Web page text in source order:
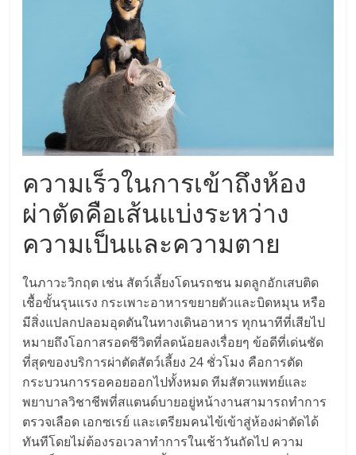
ไชส์,
รวม
แฟ
รน
ไชส์
ขาย
แฟ
รน
ความเร็วในการเข้าถึงห้อง
ผ่าตัดคือเส้นแบ่งระหว่าง
ความเป็นและความตาย
ในภาวะวิกฤต เช่น สัตว์เลี้ยงโดนรถชน มดลูกอักเสบติด
เชื้อขั้นรุนแรง กระเพาะอาหารขยายตัวและบิดหมุน หรือ
มีสิ่งแปลกปลอมอุดตันในทางเดินอาหาร ทุกนาทีที่เสียไป
หมายถึงโอกาสรอดชีวิตที่ลดน้อยลงเรื่อยๆ ข้อดีที่เด่นชัด
ที่สุดของบริการผ่าตัดสัตว์เลี้ยง 24 ชั่วโมง คือการตัด
กระบวนการรอคอยออกไปทั้งหมด ทีมสัตวแพทย์และ
พยาบาลวิชาชีพที่สแตนด์บายอยู่หน้างานสามารถทำการ
ตรวจเลือด เอกซเรย์ และเตรียมคนไข้เข้าสู่ห้องผ่าตัดได้
ทันทีโดยไม่ต้องรอเวลาทำการในเช้าวันถัดไป ความ